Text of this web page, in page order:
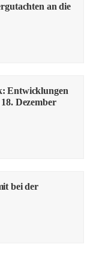
an die
Entwicklungen
Dezember
bei der